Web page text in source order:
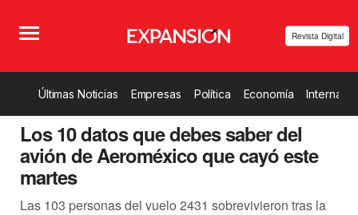
Revista Digital
Últimas Noticias Empresas Política Economía
Los 10 datos que debes saber del
avión de Aeroméxico que cayó este
martes
Las 103 personas del vuelo 2431 sobrevivieron tras la